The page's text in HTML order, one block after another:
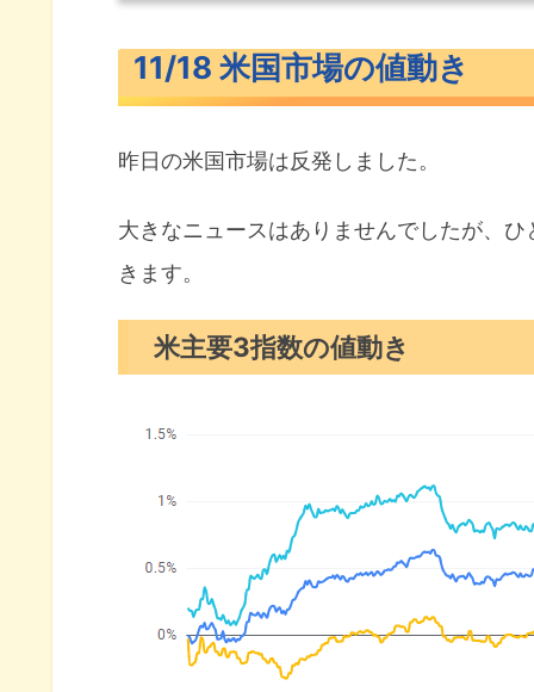
米主要3指数の値動き
S&P500ヒートマップ
セクター別パフォーマンス
米国市場のトピックス
エヌビディアのブラックウェル
11月の注目イベントについて
まとめ
11/18 米国市場の値動き
昨日の米国市場は反発しました。
大きなニュースはありませんでしたが、
きます。
米主要3指数の値動き